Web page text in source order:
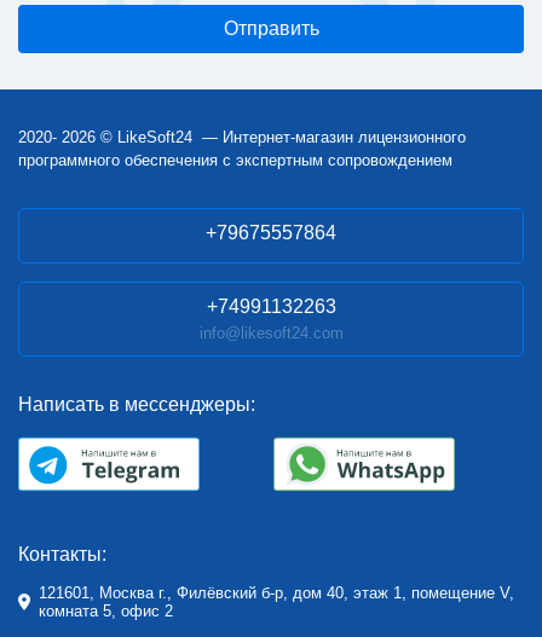
2020- 2026 © LikeSoft24 — Интернет-магазин лицензионного
программного обеспечения с экспертным сопровождением
+79675557864
+74991132263
info@likesoft24.com
Написать в мессенджеры:
Контакты:
121601, Москва г., Филёвский б-р, дом 40, этаж 1, помещение V,
комната 5, офис 2